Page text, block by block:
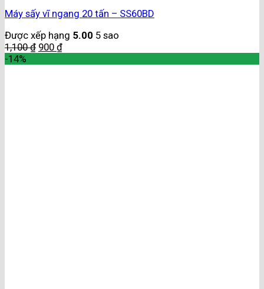
Máy sấy vĩ ngang 20 tấn – SS60BD
Được xếp hạng 5.00 5 sao
1,100₫ 900 ₫
-14%